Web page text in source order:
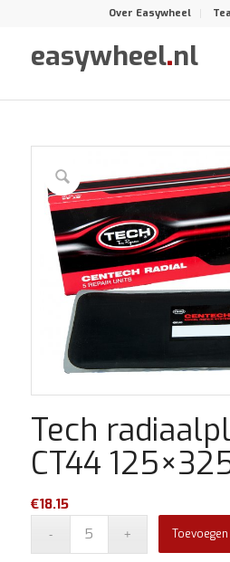
Over Easywheel
easywheel.nl
Tech
CT44
€18.15